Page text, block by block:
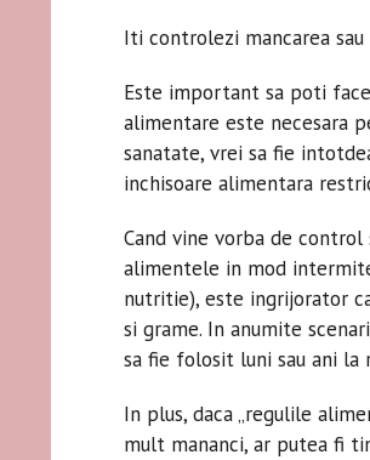
Iti controlezi mancarea
Este important sa poti
alimentare este necesara
sanatate, vrei sa fie
inchisoare alimentara
Cand vine vorba de
alimentele in mod
nutritie), este ingrijorator
si grame. In anumite
sa fie folosit luni sau ani la
In plus, daca „regulile
mult mananci, ar putea fi